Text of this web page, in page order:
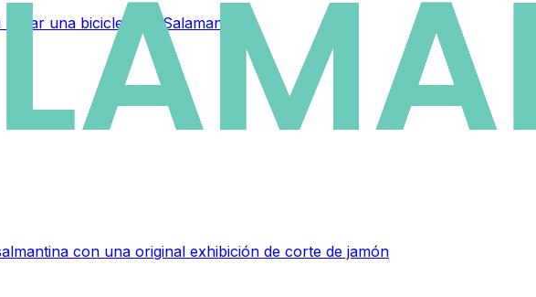
una bicicleta en Salamanca
con una original exhibición de corte de jamón